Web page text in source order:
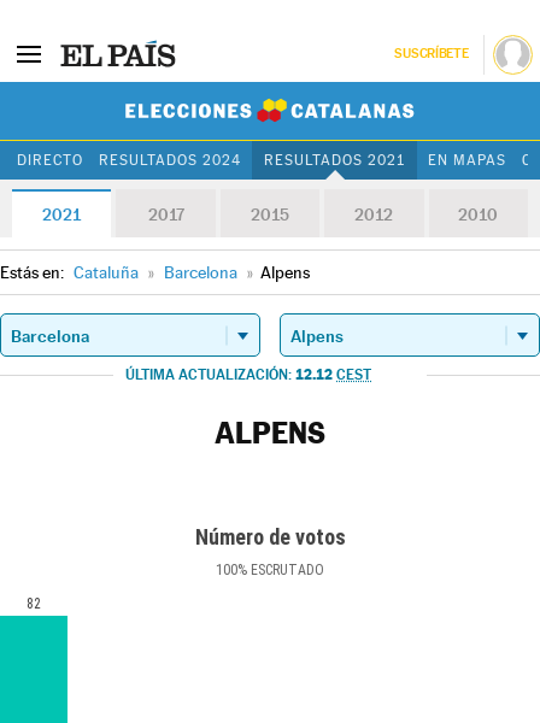
SUSCRÍBETE
DIRECTO RESULTADOS 2024 RESULTADOS 2021 EN MAPAS
2021 2017 2015 2012 2010
Estás en: Cataluña » Barcelona » Alpens
ÚLTIMA ACTUALIZACIÓN: 12.12 CEST
ALPENS
Número de votos
100% ESCRUTADO
82